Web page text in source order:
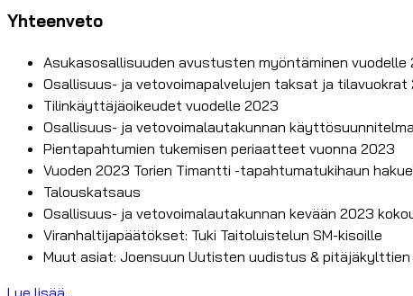
Yhteenveto
Asukasosallisuuden avustusten myöntäminen vuodelle
Osallisuus- ja vetovoimapalvelujen taksat ja tilavuokrat
Tilinkäyttäjäoikeudet vuodelle 2023
Osallisuus- ja vetovoimalautakunnan
Pientapahtumien tukemisen periaatteet vuonna 2023
Vuoden 2023 Torien Timantti -tapahtumatukihaun
Talouskatsaus
Osallisuus- ja vetovoimalautakunnan kevään 2023
Viranhaltijapäätökset: Tuki Taitoluistelun SM-kisoille
Muut asiat: Joensuun Uutisten uudistus & pitäjäkylttien
Lue lisää...